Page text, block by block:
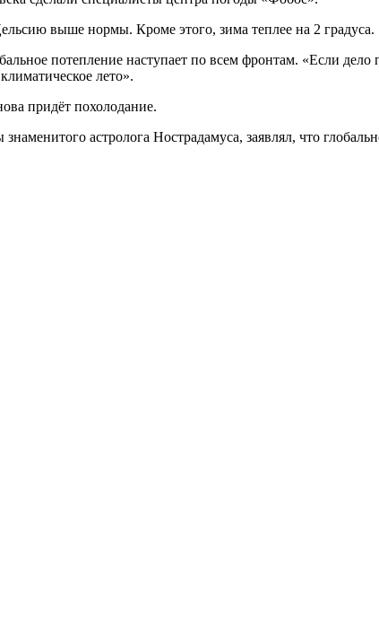
выше нормы. Кроме этого, зима теплее на 2 градуса.
потепление наступает по всем фронтам. «Если дело
лето».
придёт похолодание.
астролога Нострадамуса, заявлял, что